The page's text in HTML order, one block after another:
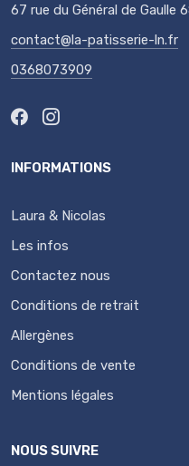
67 rue du Général de Gaulle
contact@la-patisserie-ln.fr
0368073909
INFORMATIONS
Laura & Nicolas
Les infos
Contactez nous
Conditions de retrait
Allergènes
Conditions de vente
Mentions légales
NOUS SUIVRE